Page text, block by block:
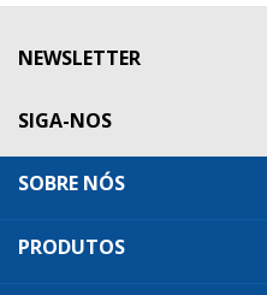
NEWSLETTER
SIGA-NOS
SOBRE NÓS
PRODUTOS